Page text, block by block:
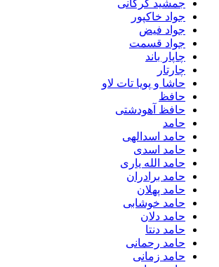
جمشید گرکانی
جواد خاکپور
جواد فیض
جواد قسمت
چاپار باند
چارتار
حاشا و پویا تات لاو
حافظ
حافظ آهودشتی
حامد
حامد اسدالهی
حامد اسدی
حامد الله یاری
حامد برادران
حامد پهلان
حامد خوشابی
حامد دلان
حامد دنتا
حامد رحمانی
حامد زمانی